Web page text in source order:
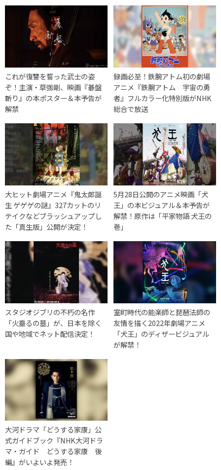
これが復讐を誓った武士の姿
ぞ！主演・草彅剛、映画『碁盤
斬り』の本ポスター＆本予告が
解禁
録画必至！鉄腕アトム初の劇場
アニメ『鉄腕アトム 宇宙の勇
者』フルカラー化特別版がNHK
総合で放送
大ヒット劇場アニメ『鬼太郎誕
生 ゲゲゲの謎』327カットのリ
テイクなどブラッシュアップし
た「真生版」公開が決定！
5月28日公開のアニメ映画「犬
王」の本ビジュアル＆本予告が
解禁！原作は「平家物語 犬王の
巻」
スタジオジブリの不朽の名作
「火垂るの墓」が、日本を除く
国や地域でネット配信決定！
室町時代の能楽師と琵琶法師の
友情を描く2022年劇場アニメ
「犬王」のディザービジュアル
が解禁！
大河ドラマ「どうする家康」公
式ガイドブック『NHK大河ドラ
マ・ガイド どうする家康 後
編』がいよいよ発売！